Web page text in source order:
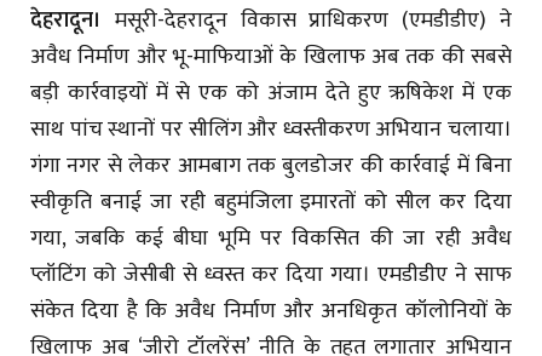
देहरादून। मसूरी-देहरादून विकास प्राधिकरण (एमडीडीए) ने
अवैध निर्माण और भू-माफियाओं के खिलाफ अब तक की सबसे
बड़ी कार्रवाइयों में से एक को अंजाम देते हुए ऋषिकेश में एक
साथ पांच स्थानों पर सीलिंग और ध्वस्तीकरण अभियान चलाया।
गंगा नगर से लेकर आमबाग तक बुलडोजर की कार्रवाई में बिना
स्वीकृति बनाई जा रही बहुमंजिला इमारतों को सील कर दिया
गया, जबकि कई बीघा भूमि पर विकसित की जा रही अवैध
प्लॉटिंग को जेसीबी से ध्वस्त कर दिया गया। एमडीडीए ने साफ
संकेत दिया है कि अवैध निर्माण और अनधिकृत कॉलोनियों के
खिलाफ अब ‘जीरो टॉलरेंस’ नीति के तहत लगातार अभियान